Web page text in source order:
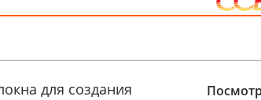
для создания